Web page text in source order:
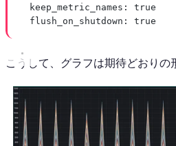
keep_metric_names : true
flush_on_shutdown : true
こうして、グラフは期待どおりの